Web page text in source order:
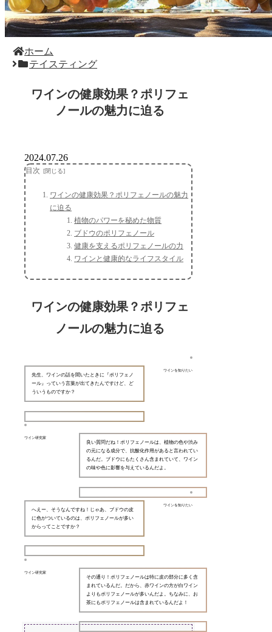
ホーム
テイスティング
ワインの健康効果？ポリフェ
ノールの魅力に迫る
2024.07.26
目次
ワインの健康効果？ポリフェノールの魅力
に迫る
植物のパワーを秘めた物質
ブドウのポリフェノール
健康を支えるポリフェノールの力
ワインと健康的なライフスタイル
ワインの健康効果？ポリフェ
ノールの魅力に迫る
ワインを知りたい
先生、ワインの話を聞いたときに『ポリフェノ
ール』っていう言葉が出てきたんですけど、ど
ういうものですか？
ワイン研究家
良い質問だね！ポリフェノールは、植物の色や渋み
の元になる成分で、抗酸化作用があると言われてい
るんだ。ブドウにもたくさん含まれていて、ワイン
の味や色に影響を与えているんだよ。
ワインを知りたい
へえー、そうなんですね！じゃあ、ブドウの皮
に色がついているのは、ポリフェノールが多い
からってことですか？
ワイン研究家
その通り！ポリフェノールは特に皮の部分に多く含
まれているんだ。だから、赤ワインの方が白ワイン
よりもポリフェノールが多いんだよ。ちなみに、お
茶にもポリフェノールは含まれているんだよ！